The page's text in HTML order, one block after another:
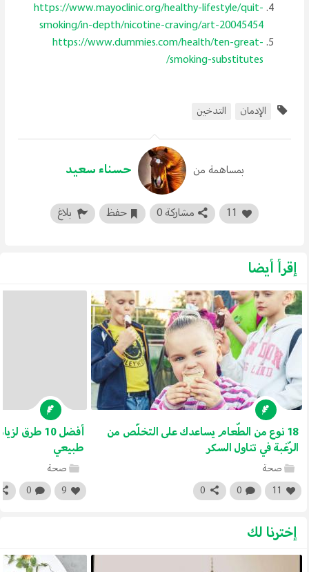
https://www.mayoclinic.org/healthy-lifestyle/quit-
smoking/in-depth/nicotine-craving/art-20045454
https://www.dummies.com/health/ten-great-
smoking-substitutes/
الإدمان التدخين
بمساهمة من حسناء سعيد
11 مشاركة 0 حفظ بلاغ
إقرأ أيضا
18 نوع من الطّعام يساعدك على التخلّص من
الرّغبة في تناول السكر
صحة
11
0
أفضل 10
طبيعي
صحة
9
إخترنا لك